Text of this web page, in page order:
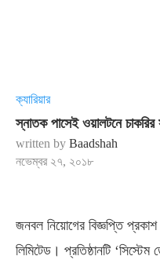
ক্যারিয়ার
স্নাতক পাসেই ওয়ালটনে
written by Baadshah
নভেম্বর ২৭, ২০১৮
জনবল নিয়োগের বিজ্ঞপ্তি
লিমিটেড। প্রতিষ্ঠানটি